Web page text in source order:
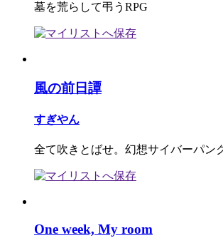
墓を荒らして弔うRPG
風の前日譚
すぎやん
全て吹きとばせ。幻想サイバーパン
One week, My room